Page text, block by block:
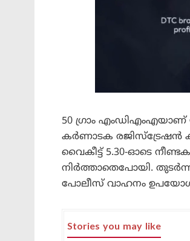
50 ഗ്രാം എംഡിഎംഎയാണ്
കർണാടക രജിസ്‌ട്രേഷൻ
വൈകീട്ട് 5.30-ഓടെ
നിർത്താതെപോയി.
പോലീസ് വാഹനം
Stories you may like